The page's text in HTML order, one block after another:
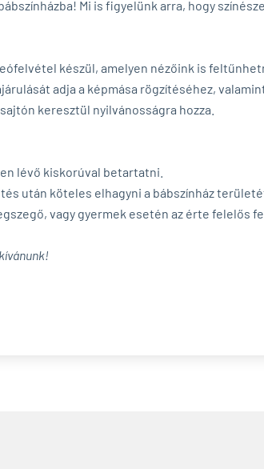
Mi is figyelünk arra, hogy
készül, amelyen nézőink is
adja a képmása rögzítéséhez,
keresztül nyilvánosságra hozza.
lévő kiskorúval betartatni.
után köteles elhagyni a bábszínház
vagy gyermek esetén az érte felelős